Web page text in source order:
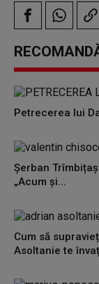
Petrecerea lui
Șerban
„Acum și...
Cum să
Asoltanie te